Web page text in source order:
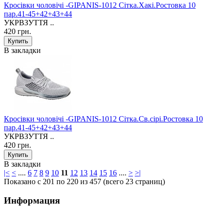
Кросівки чоловічі -GIPANIS-1012 Сітка.Хакі.Ростовка 10
пар.41-45+42+43+44
УКРВЗУТТЯ ..
420 грн.
В закладки
Кросівки чоловічі -GIPANIS-1012 Сітка.Св.сірі.Ростовка 10
пар.41-45+42+43+44
УКРВЗУТТЯ ..
420 грн.
В закладки
|< < .... 6 7 8 9 10 11 12 13 14 15 16 .... > >|
Показано с 201 по 220 из 457 (всего 23 страниц)
Информация